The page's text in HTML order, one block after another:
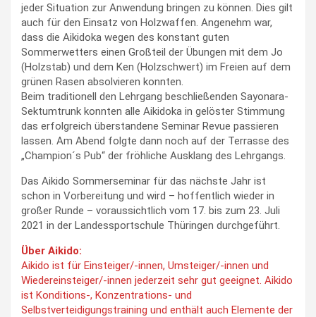
jeder Situation zur Anwendung bringen zu können. Dies gilt
auch für den Einsatz von Holzwaffen. Angenehm war,
dass die Aikidoka wegen des konstant guten
Sommerwetters einen Großteil der Übungen mit dem Jo
(Holzstab) und dem Ken (Holzschwert) im Freien auf dem
grünen Rasen absolvieren konnten.
Beim traditionell den Lehrgang beschließenden Sayonara-
Sektumtrunk konnten alle Aikidoka in gelöster Stimmung
das erfolgreich überstandene Seminar Revue passieren
lassen. Am Abend folgte dann noch auf der Terrasse des
„Champion´s Pub“ der fröhliche Ausklang des Lehrgangs.
Das Aikido Sommerseminar für das nächste Jahr ist
schon in Vorbereitung und wird – hoffentlich wieder in
großer Runde – voraussichtlich vom 17. bis zum 23. Juli
2021 in der Landessportschule Thüringen durchgeführt.
Über Aikido:
Aikido ist für Einsteiger/-innen, Umsteiger/-innen und
Wiedereinsteiger/-innen jederzeit sehr gut geeignet. Aikido
ist Konditions-, Konzentrations- und
Selbstverteidigungstraining und enthält auch Elemente der